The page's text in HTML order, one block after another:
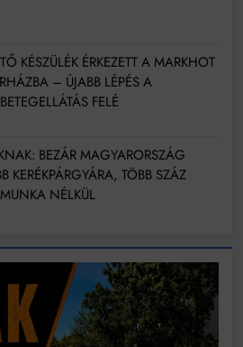
KÉSZÜLÉK ÉRKEZETT A MARKHOT
– ÚJABB LÉPÉS A
FELÉ
BEZÁR MAGYARORSZÁG
KERÉKPÁRGYÁRA, TÖBB SZÁZ
NÉLKÜL